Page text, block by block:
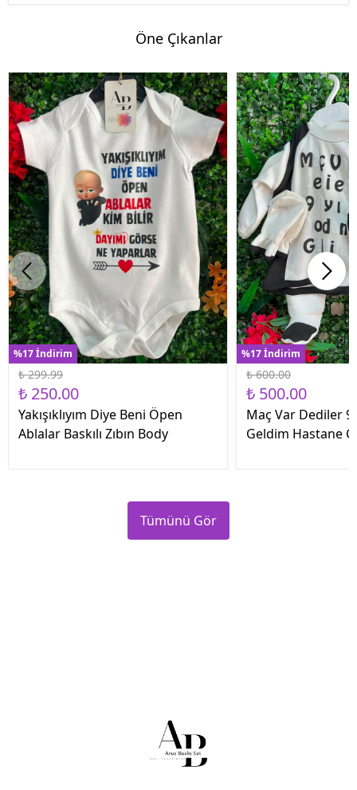
Öne Çıkanlar
%17 İndirim
₺ 299.99
₺ 250.00
Yakışıklıyım Diye Beni Öpen
Ablalar Baskılı Zıbın Body
%17 İndirim
₺ 600.00
₺ 500.00
Maç Var Dediler 9
Geldim Hastane
Tümünü Gör